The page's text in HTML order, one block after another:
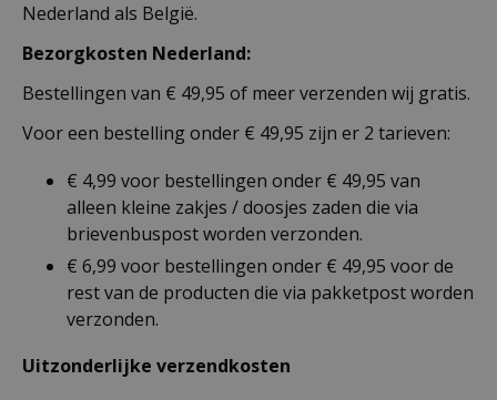
Nederland als België.
Bezorgkosten Nederland:
Bestellingen van € 49,95 of meer verzenden wij gratis.
Voor een bestelling onder € 49,95 zijn er 2 tarieven:
€ 4,99 voor bestellingen onder € 49,95 van
alleen kleine zakjes / doosjes zaden die via
brievenbuspost worden verzonden.
€ 6,99 voor bestellingen onder € 49,95 voor de
rest van de producten die via pakketpost worden
verzonden.
Uitzonderlijke verzendkosten